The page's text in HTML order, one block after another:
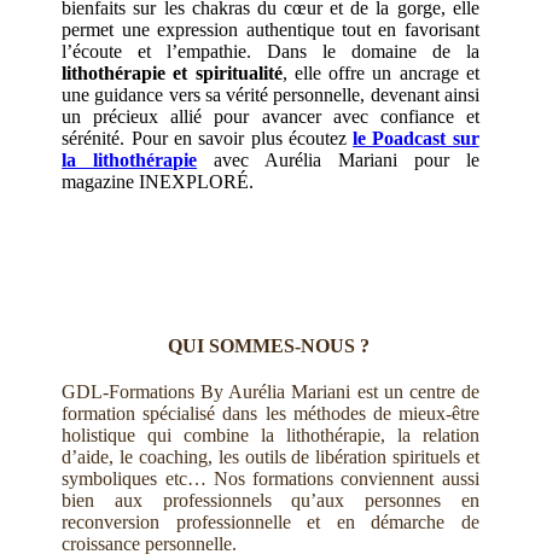
bienfaits sur les chakras du cœur et de la gorge, elle
permet une expression authentique tout en favorisant
l’écoute et l’empathie. Dans le domaine de la
lithothérapie et spiritualité, elle offre un ancrage et
une guidance vers sa vérité personnelle, devenant ainsi
un précieux allié pour avancer avec confiance et
sérénité. Pour en savoir plus écoutezle Poadcast sur
la lithothérapie avec Aurélia Mariani pour le
magazine INEXPLORÉ.
QUI SOMMES-NOUS ?
GDL-Formations By Aurélia Mariani est un centre de
formation spécialisé dans les méthodes de mieux-être
holistique qui combine la lithothérapie, la relation
d’aide, le coaching, les outils de libération spirituels et
symboliques etc… Nos formations conviennent aussi
bien aux professionnels qu’aux personnes en
reconversion professionnelle et en démarche de
croissance personnelle.